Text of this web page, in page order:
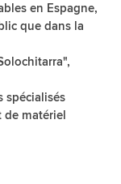
en Espagne,
que dans la
spécialisés
matériel